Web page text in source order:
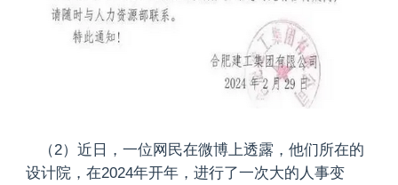
（2）近日，一位网民在微博上透露，他们所在的
设计院，在2024年开年，进行了一次大的人事变